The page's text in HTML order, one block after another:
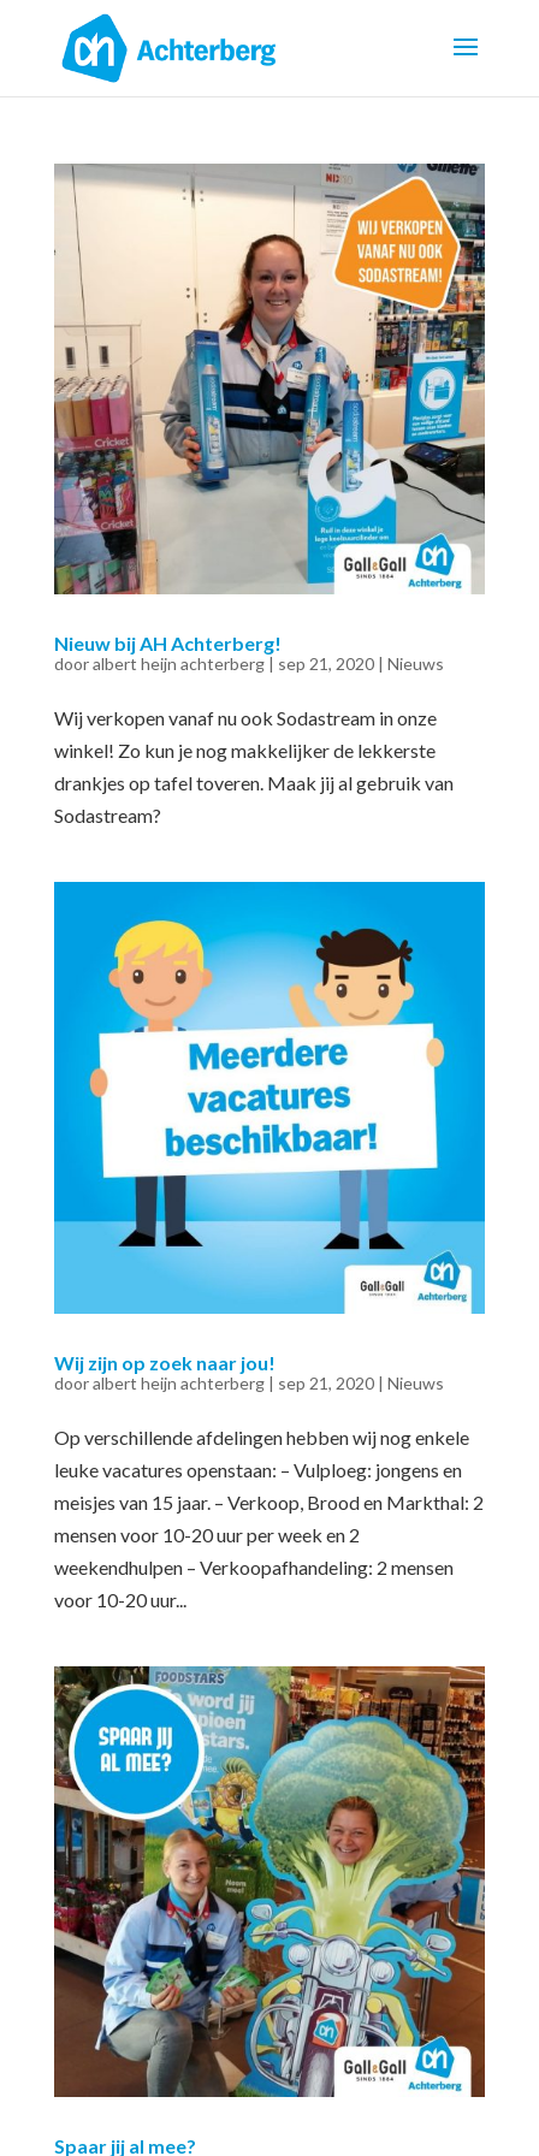
Nieuw bij AH Achterberg!
dooralbert heijn achterberg| sep 21, 2020| Nieuws
Wij verkopen vanaf nu ook Sodastream in onze
winkel! Zo kun je nog makkelijker de lekkerste
drankjes op tafel toveren. Maak jij al gebruik van
Sodastream?
Wij zijn op zoek naar jou!
dooralbert heijn achterberg| sep 21, 2020| Nieuws
Op verschillende afdelingen hebben wij nog enkele
leuke vacatures openstaan: – Vulploeg: jongens en
meisjes van 15 jaar. – Verkoop, Brood en Markthal: 2
mensen voor 10-20 uur per week en 2
weekendhulpen – Verkoopafhandeling: 2 mensen
voor 10-20 uur...
Spaar jij al mee?